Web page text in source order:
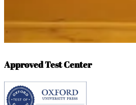
Approved Test Center